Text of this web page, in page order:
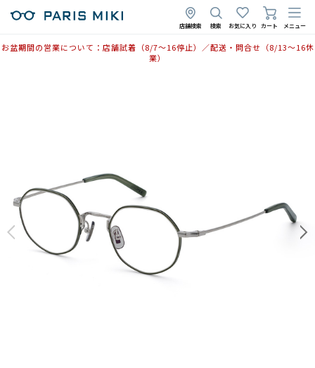
店舗検索 検索 お気に入り カート メニュー
お盆期間の営業について：店舗試着（8/7〜16停止）／配送・問合せ（8/13〜16休
業）